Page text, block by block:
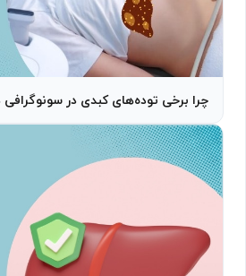
چرا برخی توده‌های کبدی در